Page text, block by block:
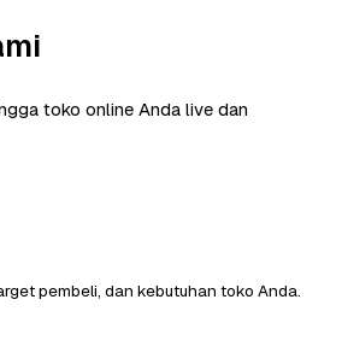
toko online Anda live dan
pembeli, dan kebutuhan toko Anda.